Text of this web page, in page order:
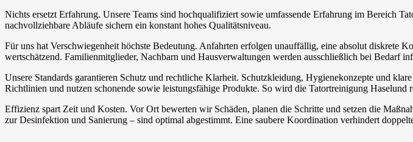
Nichts ersetzt Erfahrung. Unsere Teams sind hochqualifiziert sowie umfassende Erfahrung im Bereich
nachvollziehbare Abläufe sichern ein konstant hohes Qualitätsniveau.
Für uns hat Verschwiegenheit höchste Bedeutung. Anfahrten erfolgen unauffällig, eine absolut diskrete
wertschätzend. Familienmitglieder, Nachbarn und Hausverwaltungen werden ausschließlich bei Bedarf
Unsere Standards garantieren Schutz und rechtliche Klarheit. Schutzkleidung, Hygienekonzepte und
Richtlinien und nutzen schonende sowie leistungsfähige Produkte. So wird die Tatortreinigung Haselund
Effizienz spart Zeit und Kosten. Vor Ort bewerten wir Schäden, planen die Schritte und setzen die
zur Desinfektion und Sanierung – sind optimal abgestimmt. Eine saubere Koordination verhindert